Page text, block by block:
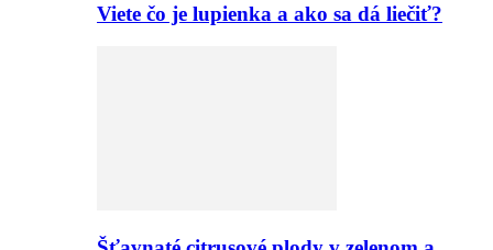
Viete čo je lupienka a ako sa dá liečiť?